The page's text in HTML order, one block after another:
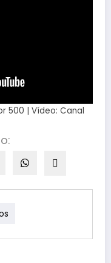
500 | Vídeo: Canal